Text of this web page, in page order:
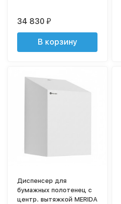
34 830₽
В корзину
Диспенсер для
бумажных полотенец с
центр. вытяжкой MERIDA